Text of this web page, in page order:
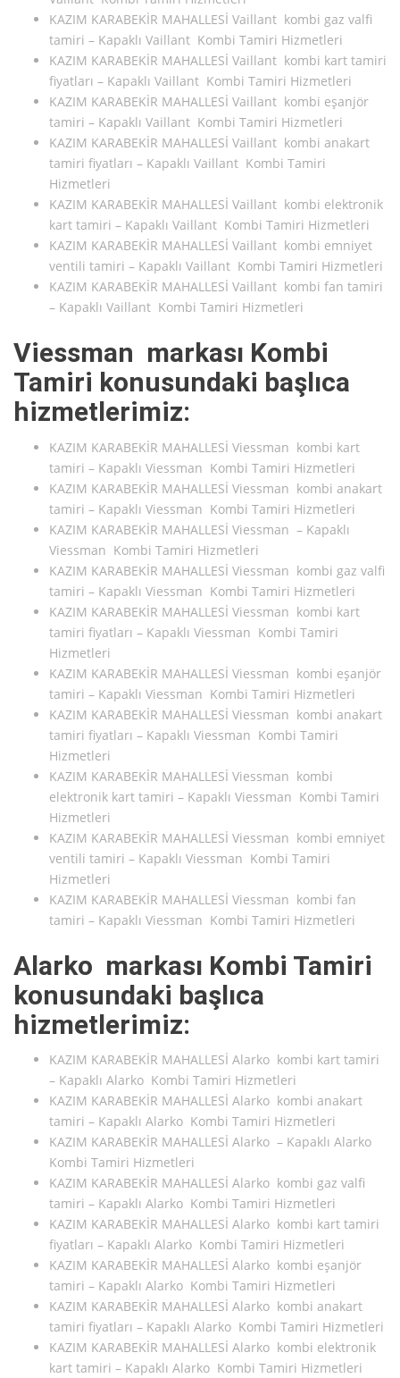
KAZIM KARABEKİR MAHALLESİ Vaillant kombi gaz valfi
tamiri – Kapaklı Vaillant Kombi Tamiri Hizmetleri
KAZIM KARABEKİR MAHALLESİ Vaillant kombi kart tamiri
fiyatları – Kapaklı Vaillant Kombi Tamiri Hizmetleri
KAZIM KARABEKİR MAHALLESİ Vaillant kombi eşanjör
tamiri – Kapaklı Vaillant Kombi Tamiri Hizmetleri
KAZIM KARABEKİR MAHALLESİ Vaillant kombi anakart
tamiri fiyatları – Kapaklı Vaillant Kombi Tamiri
Hizmetleri
KAZIM KARABEKİR MAHALLESİ Vaillant kombi elektronik
kart tamiri – Kapaklı Vaillant Kombi Tamiri Hizmetleri
KAZIM KARABEKİR MAHALLESİ Vaillant kombi emniyet
ventili tamiri – Kapaklı Vaillant Kombi Tamiri Hizmetleri
KAZIM KARABEKİR MAHALLESİ Vaillant kombi fan tamiri
– Kapaklı Vaillant Kombi Tamiri Hizmetleri
Viessman markası Kombi
Tamiri konusundaki başlıca
hizmetlerimiz:
KAZIM KARABEKİR MAHALLESİ Viessman kombi kart
tamiri – Kapaklı Viessman Kombi Tamiri Hizmetleri
KAZIM KARABEKİR MAHALLESİ Viessman kombi anakart
tamiri – Kapaklı Viessman Kombi Tamiri Hizmetleri
KAZIM KARABEKİR MAHALLESİ Viessman – Kapaklı
Viessman Kombi Tamiri Hizmetleri
KAZIM KARABEKİR MAHALLESİ Viessman kombi gaz valfi
tamiri – Kapaklı Viessman Kombi Tamiri Hizmetleri
KAZIM KARABEKİR MAHALLESİ Viessman kombi kart
tamiri fiyatları – Kapaklı Viessman Kombi Tamiri
Hizmetleri
KAZIM KARABEKİR MAHALLESİ Viessman kombi eşanjör
tamiri – Kapaklı Viessman Kombi Tamiri Hizmetleri
KAZIM KARABEKİR MAHALLESİ Viessman kombi anakart
tamiri fiyatları – Kapaklı Viessman Kombi Tamiri
Hizmetleri
KAZIM KARABEKİR MAHALLESİ Viessman kombi
elektronik kart tamiri – Kapaklı Viessman Kombi Tamiri
Hizmetleri
KAZIM KARABEKİR MAHALLESİ Viessman kombi emniyet
ventili tamiri – Kapaklı Viessman Kombi Tamiri
Hizmetleri
KAZIM KARABEKİR MAHALLESİ Viessman kombi fan
tamiri – Kapaklı Viessman Kombi Tamiri Hizmetleri
Alarko markası Kombi Tamiri
konusundaki başlıca
hizmetlerimiz:
KAZIM KARABEKİR MAHALLESİ Alarko kombi kart tamiri
– Kapaklı Alarko Kombi Tamiri Hizmetleri
KAZIM KARABEKİR MAHALLESİ Alarko kombi anakart
tamiri – Kapaklı Alarko Kombi Tamiri Hizmetleri
KAZIM KARABEKİR MAHALLESİ Alarko – Kapaklı Alarko
Kombi Tamiri Hizmetleri
KAZIM KARABEKİR MAHALLESİ Alarko kombi gaz valfi
tamiri – Kapaklı Alarko Kombi Tamiri Hizmetleri
KAZIM KARABEKİR MAHALLESİ Alarko kombi kart tamiri
fiyatları – Kapaklı Alarko Kombi Tamiri Hizmetleri
KAZIM KARABEKİR MAHALLESİ Alarko kombi eşanjör
tamiri – Kapaklı Alarko Kombi Tamiri Hizmetleri
KAZIM KARABEKİR MAHALLESİ Alarko kombi anakart
tamiri fiyatları – Kapaklı Alarko Kombi Tamiri Hizmetleri
KAZIM KARABEKİR MAHALLESİ Alarko kombi elektronik
kart tamiri – Kapaklı Alarko Kombi Tamiri Hizmetleri